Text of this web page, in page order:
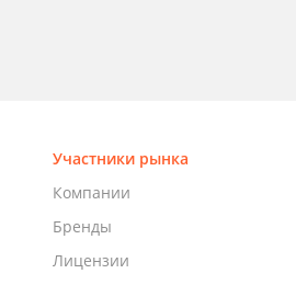
Участники рынка
Компании
Бренды
Лицензии